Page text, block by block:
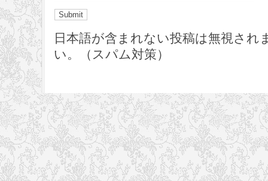
日本語が含まれない投稿は無視され
い。（スパム対策）